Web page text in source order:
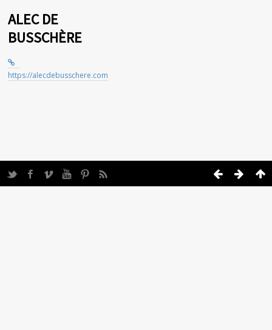
ALEC DE
BUSSCHÈRE
https://alecdebusschere.com
TwitterFacebook
Vimeo YouTubePinterest